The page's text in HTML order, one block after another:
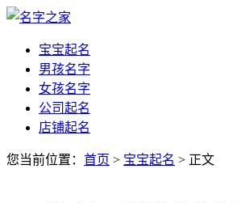
宝宝起名
男孩名字
女孩名字
公司起名
店铺起名
您当前位置： 首页 > 宝宝起名 > 正文